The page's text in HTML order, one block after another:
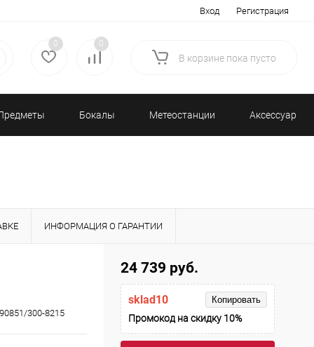
Вход Регистрация
0 0
В корзине пока пусто
Бокалы Метеостанции Аксессуары/
ИНФОРМАЦИЯ О ГАРАНТИИ
300-8215
24 739 руб.
sklad10 Копировать
Промокод на скидку 10%